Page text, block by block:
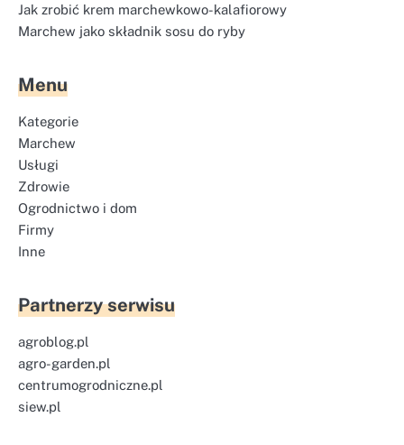
Jak zrobić krem marchewkowo-kalafiorowy
Marchew jako składnik sosu do ryby
Menu
Kategorie
Marchew
Usługi
Zdrowie
Ogrodnictwo i dom
Firmy
Inne
Partnerzy serwisu
agroblog.pl
agro-garden.pl
centrumogrodniczne.pl
siew.pl